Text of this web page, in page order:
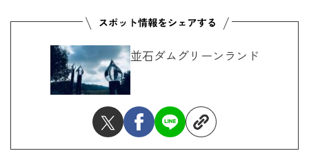
並石ダムグリーンランド